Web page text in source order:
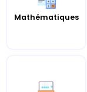
Mathématiques